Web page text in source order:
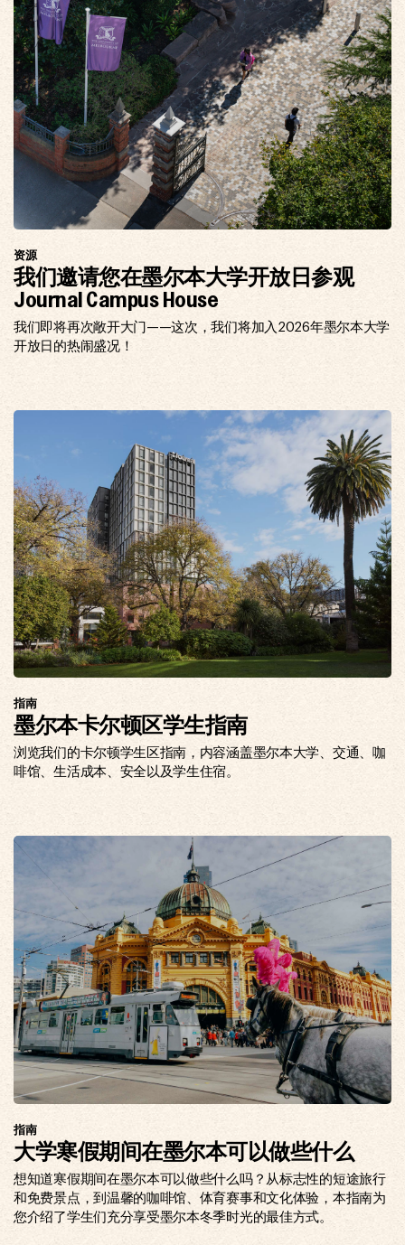
资源
我们邀请您在墨尔本大学开放日参观
Journal Campus House
我们即将再次敞开大门——这次，我们将加入2026年墨尔本大学
开放日的热闹盛况！
指南
墨尔本卡尔顿区学生指南
浏览我们的卡尔顿学生区指南，内容涵盖墨尔本大学、交通、咖
啡馆、生活成本、安全以及学生住宿。
指南
大学寒假期间在墨尔本可以做些什么
想知道寒假期间在墨尔本可以做些什么吗？从标志性的短途旅行
和免费景点，到温馨的咖啡馆、体育赛事和文化体验，本指南为
您介绍了学生们充分享受墨尔本冬季时光的最佳方式。